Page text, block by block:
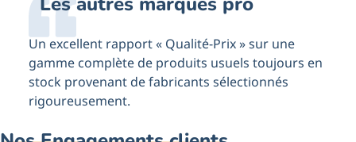
Un excellent rapport « Qualité-Prix » sur une
gamme complète de produits usuels toujours en
stock provenant de fabricants sélectionnés
rigoureusement.